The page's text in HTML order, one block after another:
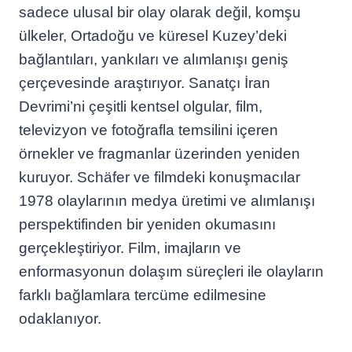
sadece ulusal bir olay olarak değil, komşu
ülkeler, Ortadoğu ve küresel Kuzey’deki
bağlantıları, yankıları ve alımlanışı geniş
çerçevesinde araştırıyor. Sanatçı İran
Devrimi’ni çeşitli kentsel olgular, film,
televizyon ve fotoğrafla temsilini içeren
örnekler ve fragmanlar üzerinden yeniden
kuruyor. Schäfer ve filmdeki konuşmacılar
1978 olaylarının medya üretimi ve alımlanışı
perspektifinden bir yeniden okumasını
gerçekleştiriyor. Film, imajların ve
enformasyonun dolaşım süreçleri ile olayların
farklı bağlamlara tercüme edilmesine
odaklanıyor.